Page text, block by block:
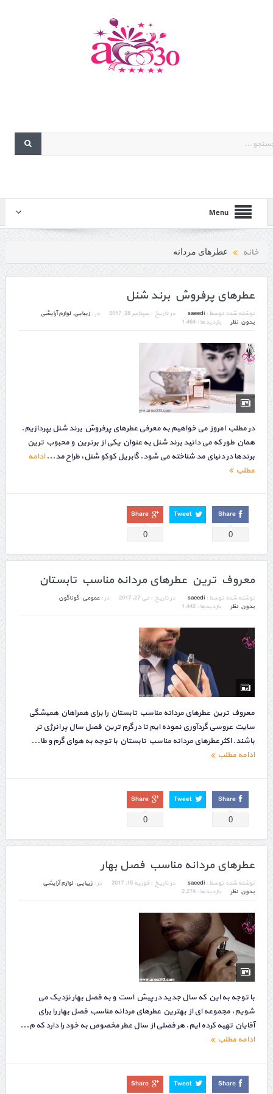
Menu
خانه عطرهای مردانه
عطرهای پرفروش برند شنل
نوشته شده توسط : saeedi در تاریخ : سپتامبر 28, 2017 در : زیبایی, لوازم آرایشی
بدون نظر
بازدیدها : 1,464
در مطلب امروز می خواهیم به معرفی عطرهای پرفروش برند شنل بپردازیم.
همان طور که می دانید برند شنل به عنوان یکی از برترین و محبوب ترین
برندها در دنیای مد شناخته می شود. گابریل کوکو شنل، طراح مد...ادامه
مطلب
Share
0
Tweet
Share
0
معروف ترین عطرهای مردانه مناسب تابستان
نوشته شده توسط : saeedi در تاریخ : می 27, 2017 در : عمومی, گوناگون
بدون نظر
بازدیدها : 1,442
معروف ترین عطرهای مردانه مناسب تابستان را برای همراهان همیشگی
سایت عروسی گردآوری نموده ایم تا در گرم ترین فصل سال پر انرژی تر
باشند. اکثر عطرهای مردانه مناسب تابستان با توجه به هوای گرم و طا...
ادامه مطلب
Share
0
Tweet
Share
0
عطرهای مردانه مناسب فصل بهار
نوشته شده توسط : saeedi در تاریخ : فوریه 15, 2017 در : زیبایی, لوازم آرایشی
بدون نظر
بازدیدها : 2,274
با توجه به این که سال جدید در پیش است و به فصل بهار نزدیک می
شویم، مجموعه ای از بهترین عطرهای مردانه مناسب فصل بهار را برای
آقایان تهیه کرده ایم. هر فصلی از سال عطر مخصوص به خود را دارد که م...
ادامه مطلب
Share
Tweet
Share